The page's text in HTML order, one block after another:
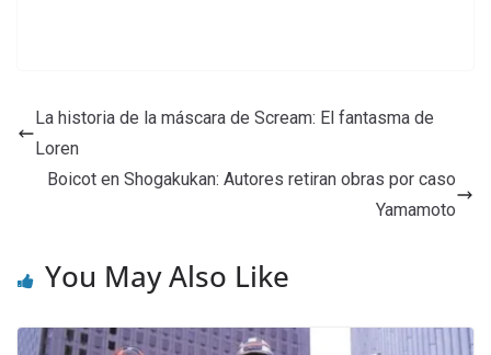
La historia de la máscara de Scream: El fantasma de
Loren
Boicot en Shogakukan: Autores retiran obras por caso
Yamamoto
You May Also Like